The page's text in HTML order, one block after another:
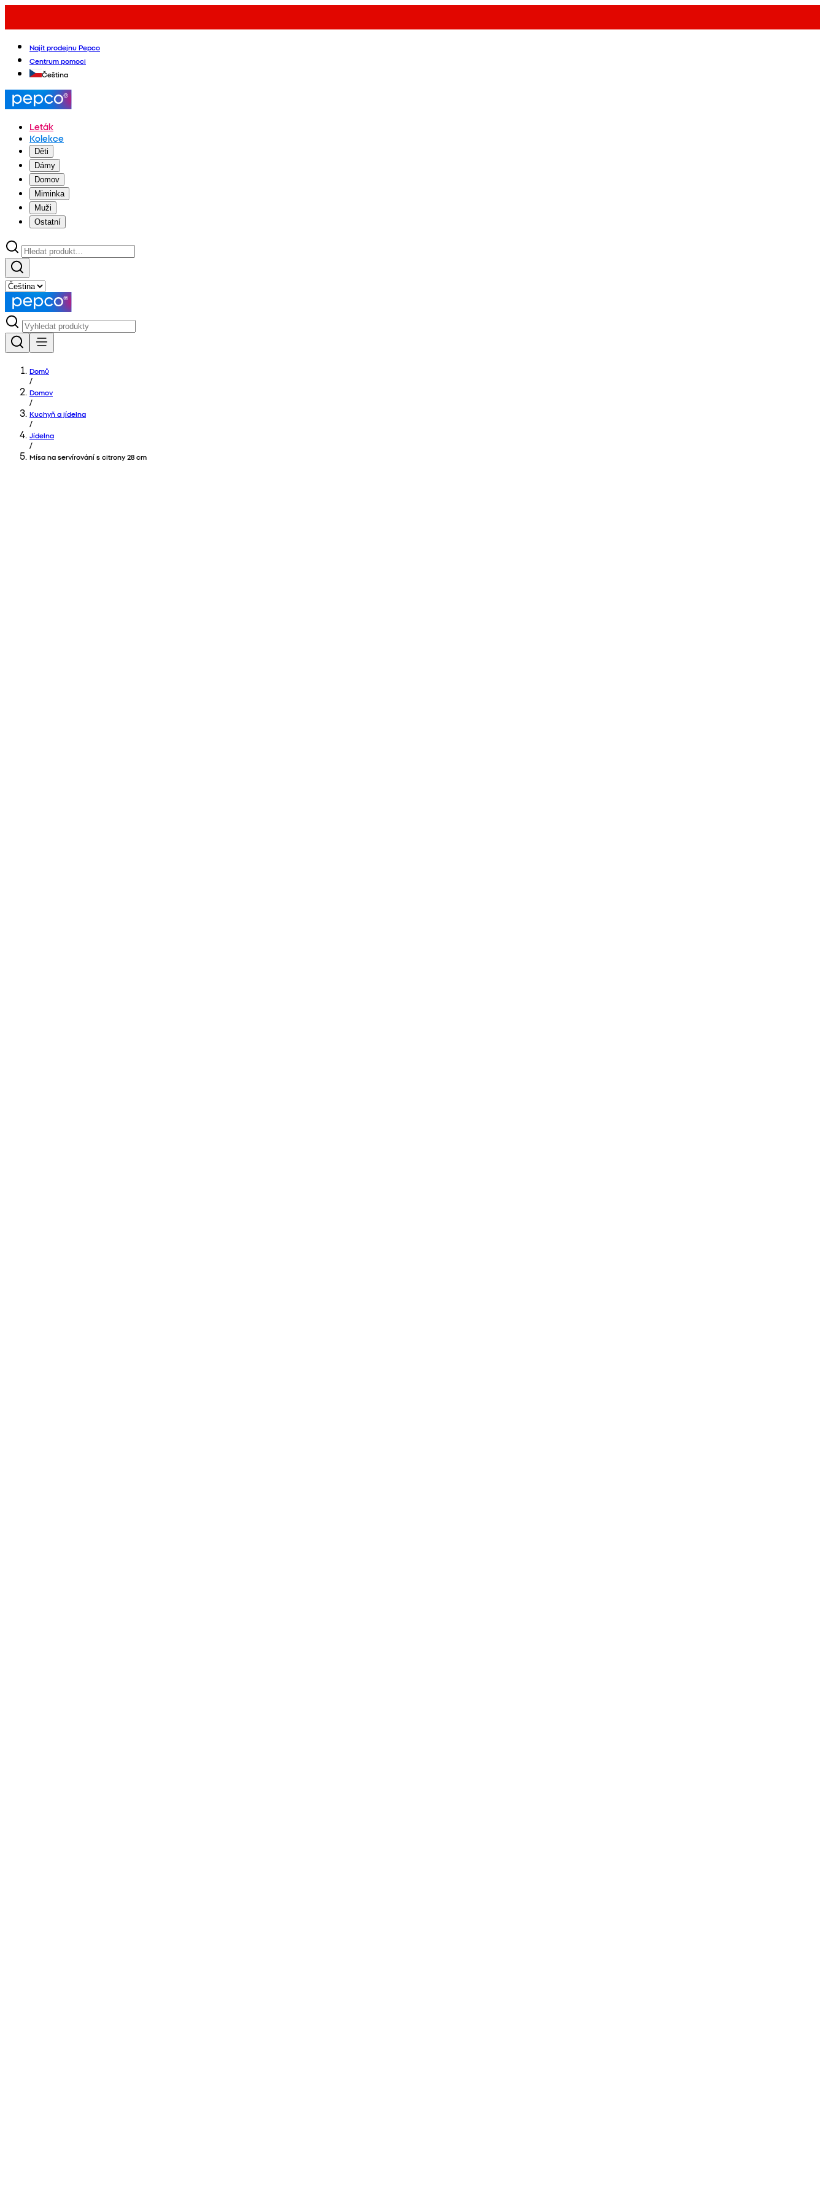
Najít prodejnu Pepco
Centrum pomoci
Čeština
Leták
Kolekce
Děti
Dámy
Domov
Miminka
Muži
Ostatní
Domů
/
Domov
/
Kuchyň a jídelna
/
Jídelna
/
Mísa na servírování s citrony 28 cm